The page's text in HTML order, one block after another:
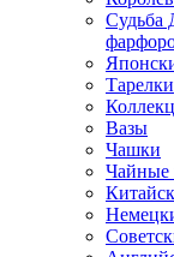
Судьба
Тарелки
Вазы
Чашки
Чайные